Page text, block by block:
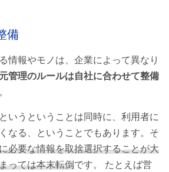
備
情報やモノは、企業によって異なり
管理のルールは自社に合わせて整備
いうということは同時に、利用者に
なる、ということでもあります。そ
必要な情報を取捨選択することが大
っては本末転倒です。 たとえば営